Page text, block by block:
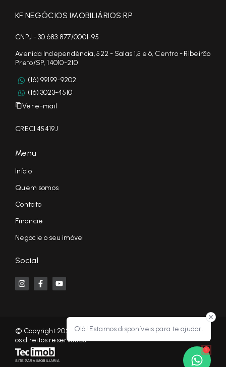
Olá! Estamos disponíveis para te ajudar.
1
KF NEGÓCIOS IMOBILIÁRIOS RP
CNPJ - 30.683.877/0001-95
Avenida Independência, 522 - Salas 1,5 e 6, Centro - Ribeirão
Preto/SP, 14010-210
(16) 99199-9202
(16) 3023-4510
Ver e-mail
CRECI 45419J
Menu
Início
Quem somos
Contato
Financie
Negocie o seu imóvel
Social
© Copyright 2026 - KF NEGÓCIOS IMOBILIÁRIOS RP - Todos
os direitos reservados
SITE PARA IMOBILIARIA